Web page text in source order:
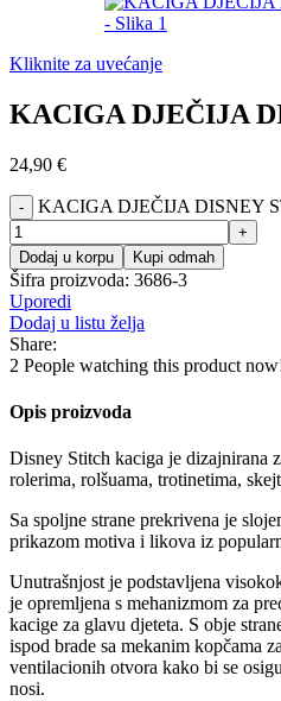
Kliknite za uvećanje
KACIGA DJEČIJA
24,90 €
KACIGA DJEČIJA DISNEY
Dodaj u korpu Kupi odmah
Šifra proizvoda: 3686-3
Uporedi
Dodaj u listu želja
Share:
2 People watching this product
Opis proizvoda
Disney Stitch kaciga je dizajnirana
rolerima, rolšuama, trotinetima,
Sa spoljne strane prekrivena je
prikazom motiva i likova iz
Unutrašnjost je podstavljena
je opremljena s mehanizmom za
kacige za glavu djeteta. S obje
ispod brade sa mekanim kopčama
ventilacionih otvora kako bi se
nosi.